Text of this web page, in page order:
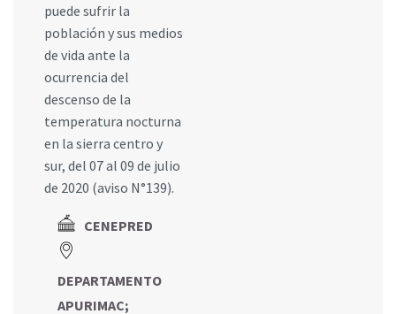
puede sufrir la
población y sus medios
de vida ante la
ocurrencia del
descenso de la
temperatura nocturna
en la sierra centro y
sur, del 07 al 09 de julio
de 2020 (aviso N°139).
CENEPRED
DEPARTAMENTO
APURIMAC;